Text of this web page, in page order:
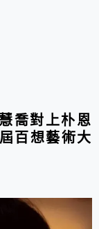
喬對上朴恩
百想藝術大